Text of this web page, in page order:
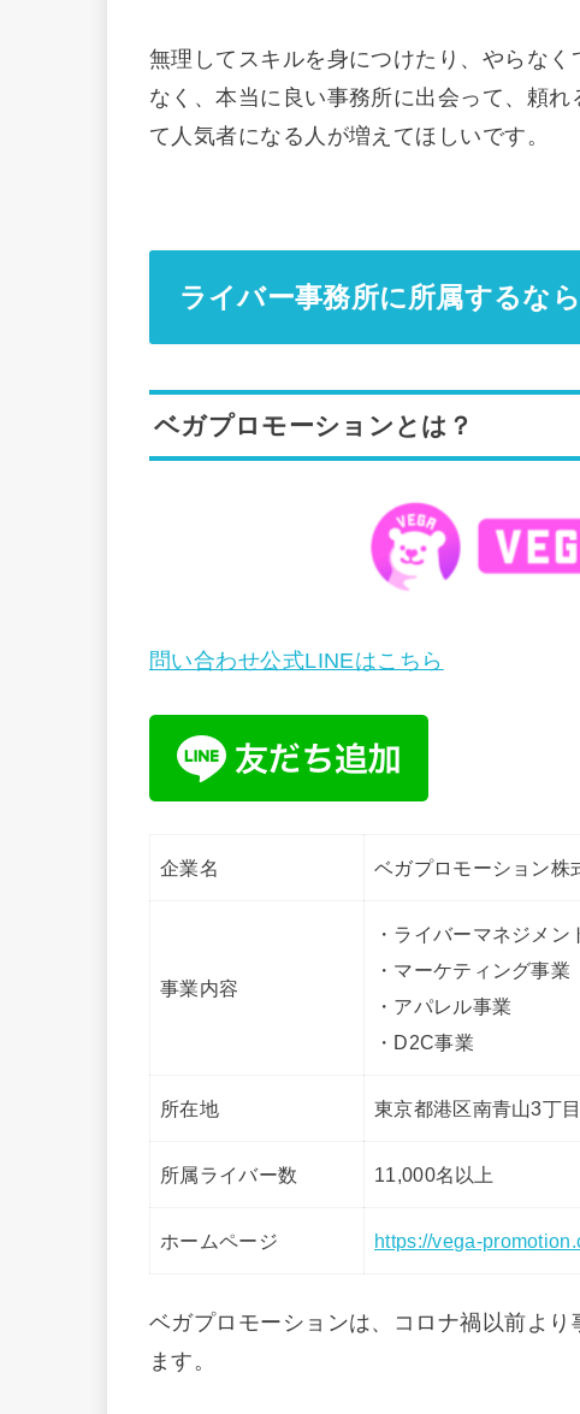
無理してスキルを身につけたり、やらな
なく、本当に良い事務所に出会って、頼
て人気者になる人が増えてほしいです。
ライバー事務所に所属するな
ベガプロモーションとは？
問い合わせ公式LINEはこちら
企業名 ベガプロモーション株
事業内容
・ライバーマネジメン
・マーケティング事業
・アパレル事業
・D2C事業
所在地 東京都港区南青山3丁
所属ライバー数 11,000名以上
ホームページ https://vega-
ベガプロモーションは、コロナ禍以前よ
ます。